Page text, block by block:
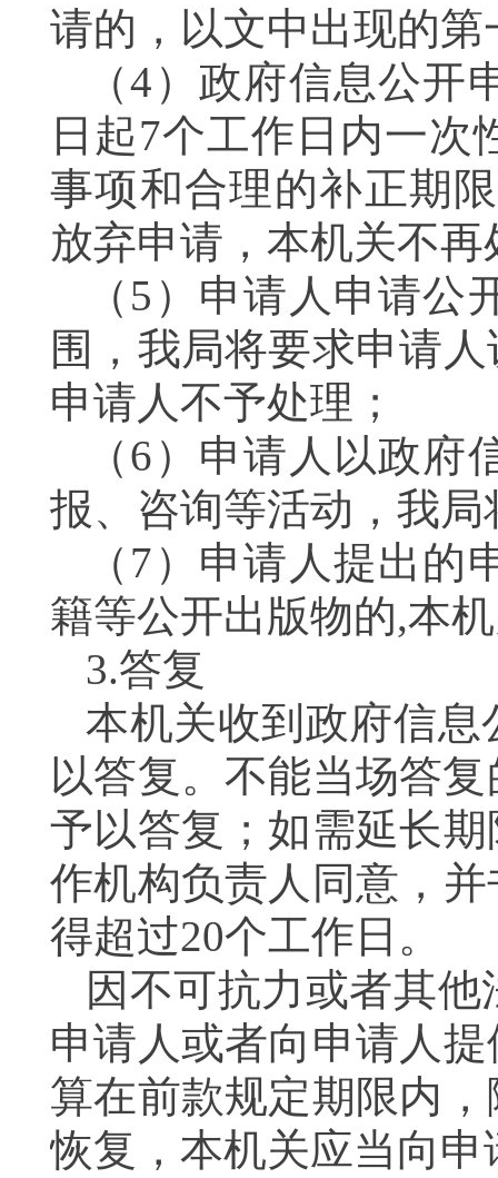
请的，以文中出现的
（4）政府信息公
日起7个工作日内一
事项和合理的补正期
放弃申请，本机关不
（5）申请人申请
围，我局将要求申请
申请人不予处理；
（6）申请人以政
报、咨询等活动，我
（7）申请人提出
籍等公开出版物的,本
3.答复
本机关收到政府信
以答复。不能当场答
予以答复；如需延长
作机构负责人同意，
得超过20个工作日。
因不可抗力或者其
申请人或者向申请人
算在前款规定期限内
恢复，本机关应当向